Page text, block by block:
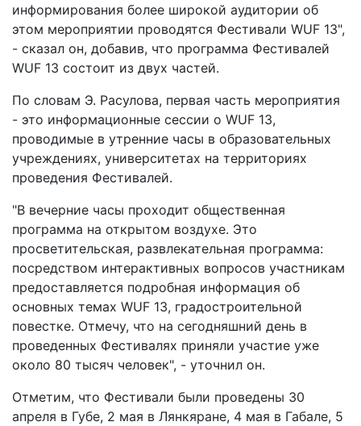
информирования более широкой аудитории об
этом мероприятии проводятся Фестивали WUF 13",
- сказал он, добавив, что программа Фестивалей
WUF 13 состоит из двух частей.
По словам Э. Расулова, первая часть мероприятия
- это информационные сессии о WUF 13,
проводимые в утренние часы в образовательных
учреждениях, университетах на территориях
проведения Фестивалей.
"В вечерние часы проходит общественная
программа на открытом воздухе. Это
просветительская, развлекательная программа:
посредством интерактивных вопросов участникам
предоставляется подробная информация об
основных темах WUF 13, градостроительной
повестке. Отмечу, что на сегодняшний день в
проведенных Фестивалях приняли участие уже
около 80 тысяч человек", - уточнил он.
Отметим, что Фестивали были проведены 30
апреля в Губе, 2 мая в Лянкяране, 4 мая в Габале, 5